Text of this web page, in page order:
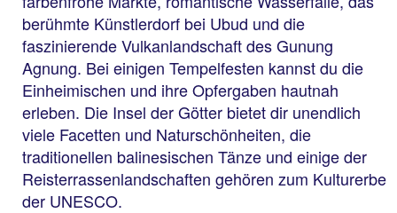
berühmte Künstlerdorf bei Ubud und die
faszinierende Vulkanlandschaft des Gunung
Agnung. Bei einigen Tempelfesten kannst du die
Einheimischen und ihre Opfergaben hautnah
erleben. Die Insel der Götter bietet dir unendlich
viele Facetten und Naturschönheiten, die
traditionellen balinesischen Tänze und einige der
Reisterrassenlandschaften gehören zum Kulturerbe
der UNESCO.